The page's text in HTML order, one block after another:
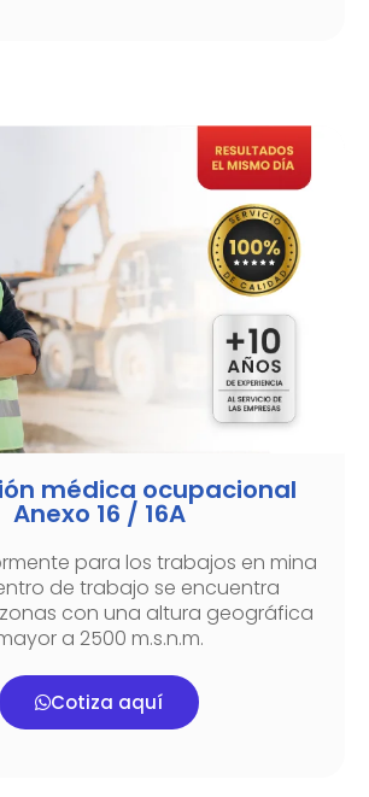
médica ocupacional
Anexo 16 / 16A
para los trabajos en mina
de trabajo se encuentra
con una altura geográfica
a 2500 m.s.n.m.
Cotiza aquí